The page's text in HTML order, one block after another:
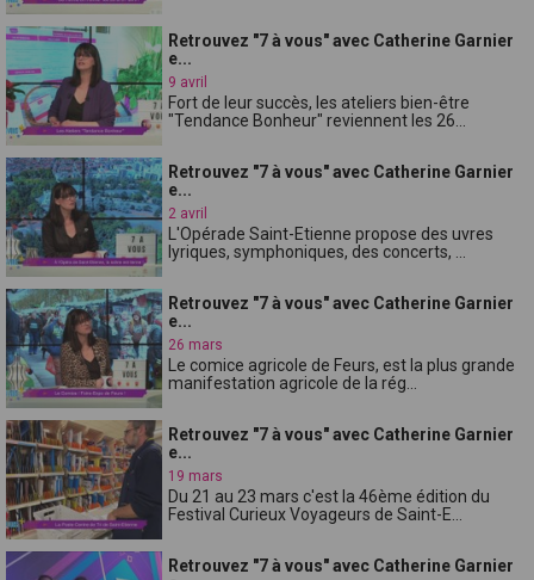
Retrouvez "7 à vous" avec Catherine Garnier
e...
9 avril
Fort de leur succès, les ateliers bien-être
"Tendance Bonheur" reviennent les 26...
Retrouvez "7 à vous" avec Catherine Garnier
e...
2 avril
L'Opérade Saint-Etienne propose des uvres
lyriques, symphoniques, des concerts, ...
Retrouvez "7 à vous" avec Catherine Garnier
e...
26 mars
Le comice agricole de Feurs, est la plus grande
manifestation agricole de la rég...
Retrouvez "7 à vous" avec Catherine Garnier
e...
19 mars
Du 21 au 23 mars c'est la 46ème édition du
Festival Curieux Voyageurs de Saint-E...
Retrouvez "7 à vous" avec Catherine Garnier